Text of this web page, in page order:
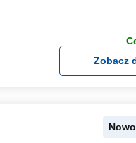
Zobacz